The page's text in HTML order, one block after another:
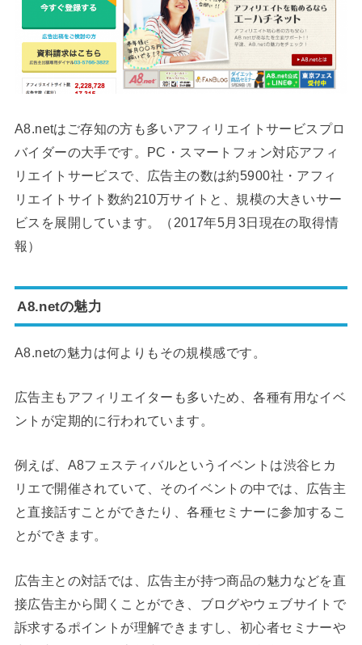
A8.netはご存知の方も多いアフィリエイトサービスプロ
バイダーの大手です。PC・スマートフォン対応アフィ
リエイトサービスで、広告主の数は約5900社・アフィ
リエイトサイト数約210万サイトと、規模の大きいサー
ビスを展開しています。（2017年5月3日現在の取得情
報）
A8.netの魅力
A8.netの魅力は何よりもその規模感です。
広告主もアフィリエイターも多いため、各種有用なイベ
ントが定期的に行われています。
例えば、A8フェスティバルというイベントは渋谷ヒカ
リエで開催されていて、そのイベントの中では、広告主
と直接話すことができたり、各種セミナーに参加するこ
とができます。
広告主との対話では、広告主が持つ商品の魅力などを直
接広告主から聞くことができ、ブログやウェブサイトで
訴求するポイントが理解できますし、初心者セミナーや